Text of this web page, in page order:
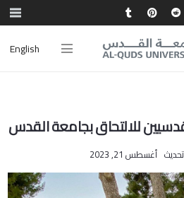
English
للالتحاق بجامعة القدس
أغسطس 21, 2023